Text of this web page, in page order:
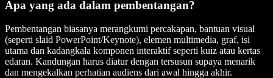
Apa yang ada dalam pembentangan?
Pembentangan biasanya merangkumi percakapan, bantuan visual
(seperti slaid PowerPoint/Keynote), elemen multimedia, graf, isi
utama dan kadangkala komponen interaktif seperti kuiz atau kertas
edaran. Kandungan harus diatur dengan tersusun supaya menarik
dan mengekalkan perhatian audiens dari awal hingga akhir.